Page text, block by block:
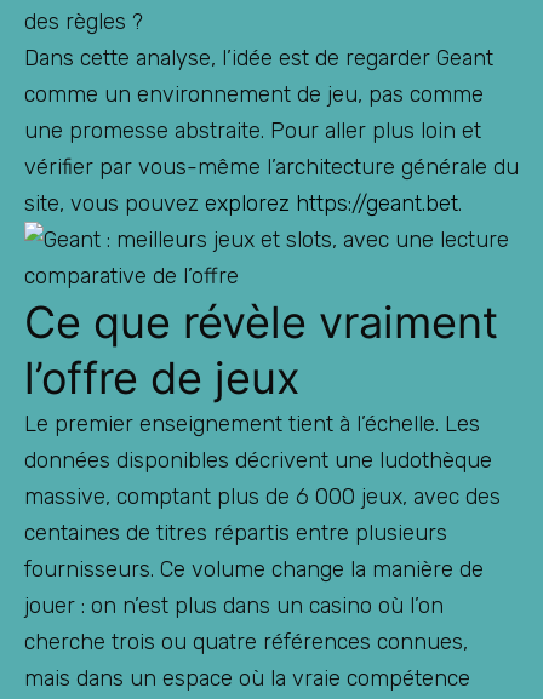
des règles ?
Dans cette analyse, l’idée est de regarder Geant
comme un environnement de jeu, pas comme
une promesse abstraite. Pour aller plus loin et
vérifier par vous-même l’architecture générale du
site, vous pouvez explorez https://geant.bet.
Ce que révèle vraiment
l’offre de jeux
Le premier enseignement tient à l’échelle. Les
données disponibles décrivent une ludothèque
massive, comptant plus de 6 000 jeux, avec des
centaines de titres répartis entre plusieurs
fournisseurs. Ce volume change la manière de
jouer : on n’est plus dans un casino où l’on
cherche trois ou quatre références connues,
mais dans un espace où la vraie compétence